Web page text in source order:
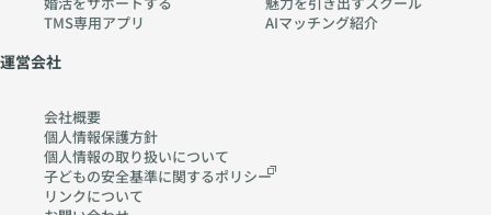
TMS専用アプリ
AIマッチング紹介
運営会社
会社概要
個人情報保護方針
個人情報の取り扱いについて
子どもの安全基準に関するポリシー
リンクについて